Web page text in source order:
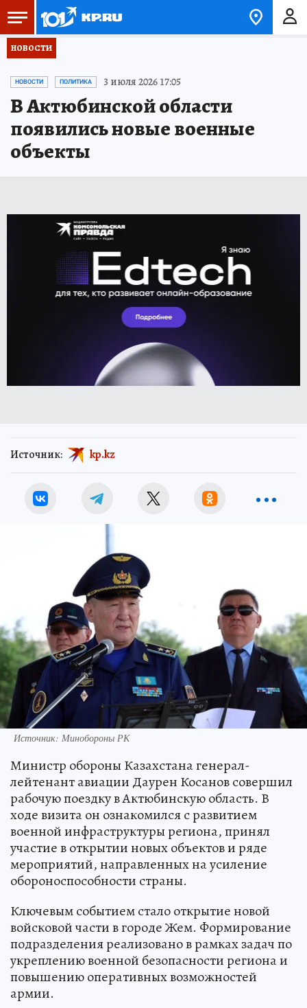
НОВОСТИ
НОВОСТИ ПОЛИТИКА 3 июля 2026 17:05
В Актюбинской области
появились новые военные
объекты
Источник: kp.kz
Источник: Минобороны РК
Министр обороны Казахстана генерал-
лейтенант авиации Даурен Косанов совершил
рабочую поездку в Актюбинскую область. В
ходе визита он ознакомился с развитием
военной инфраструктуры региона, принял
участие в открытии новых объектов и ряде
мероприятий, направленных на усиление
обороноспособности страны.
Ключевым событием стало открытие новой
войсковой части в городе Жем. Формирование
подразделения реализовано в рамках задач по
укреплению военной безопасности региона и
повышению оперативных возможностей
армии.